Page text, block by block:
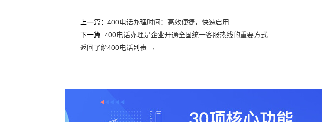
上一篇： 400电话办理时间：高效便捷，快速启用
下一篇: 400电话办理是企业开通全国统一客服热线的重要方式
返回了解400电话列表 →